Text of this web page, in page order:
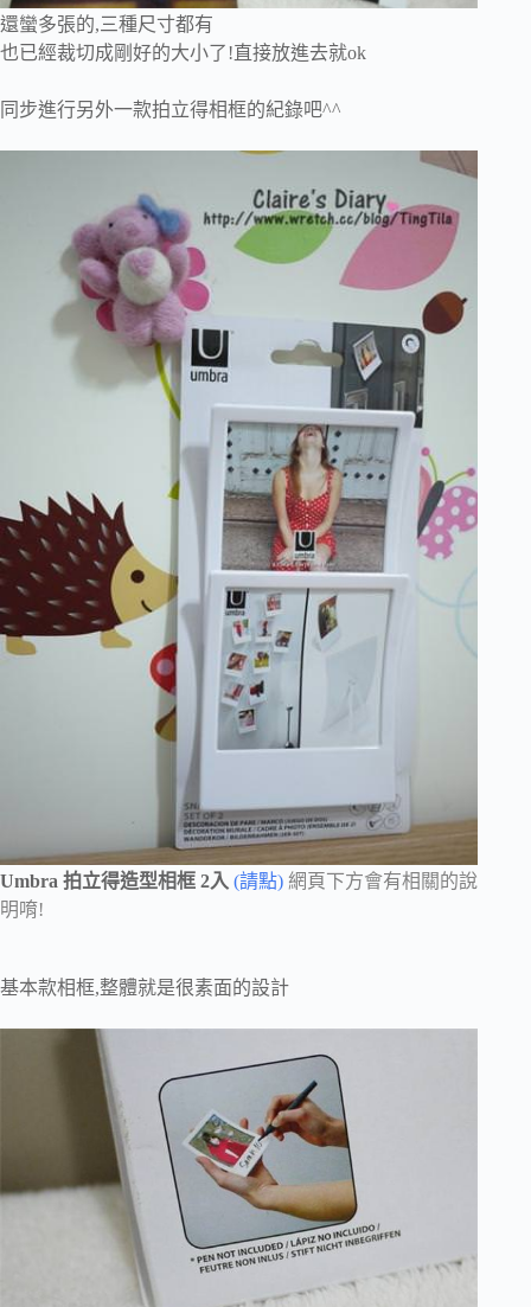
還蠻多張的,三種尺寸都有
也已經裁切成剛好的大小了!直接放進去就ok
同步進行另外一款拍立得相框的紀錄吧^^
Umbra 拍立得造型相框 2入 (請點) 網頁下方會有相關的說
明唷!
基本款相框,整體就是很素面的設計